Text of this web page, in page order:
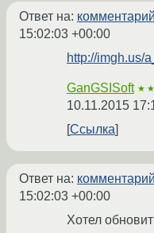
Ответ на: комментарий
15:02:03 +00:00
http://imgh.us/
GanGSISoft ★★
10.11.2015
Ссылка
Ответ на: комментарий
15:02:03 +00:00
Хотел